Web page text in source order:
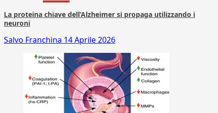
La proteina chiave dell’Alzheimer si propaga utilizzando i
neuroni
Salvo Franchina 14 Aprile 2026